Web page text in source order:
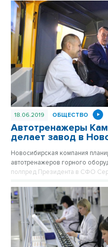
западной.
18.06.2019 ОБЩЕСТВО
Автотренажеры
делает завод в
Новосибирская компания
автотренажеров горного
полпред Президента в СФО